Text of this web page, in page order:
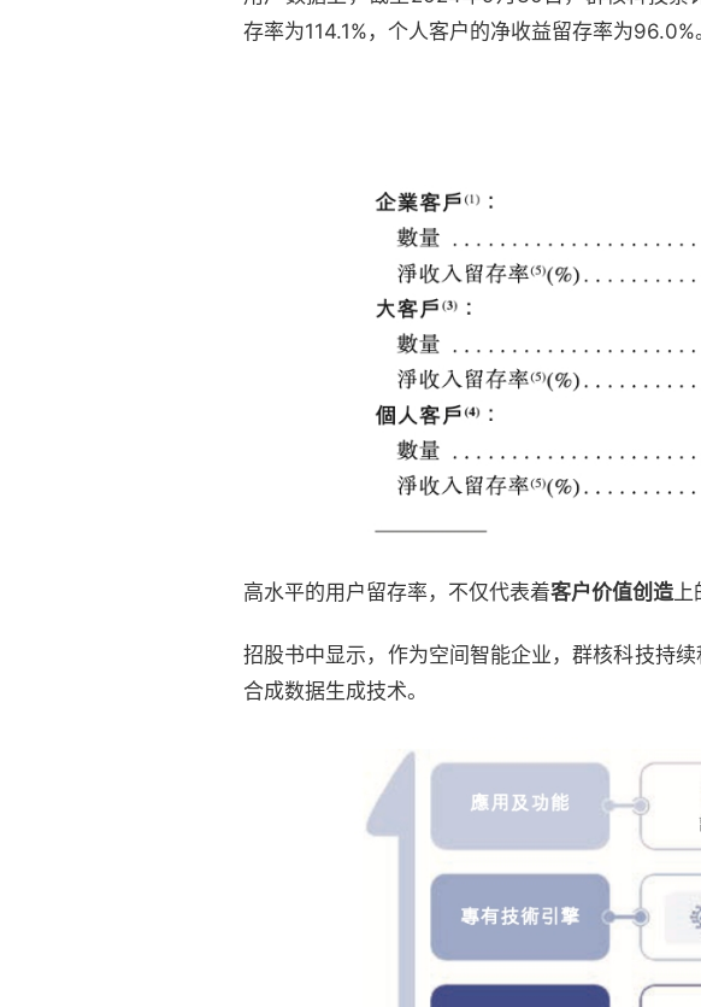
存率为114.1%，个人客户的净收益留存率为96.0%
高水平的用户留存率，不仅代表着客户价值创造
招股书中显示，作为空间智能企业，群核科技持
合成数据生成技术。